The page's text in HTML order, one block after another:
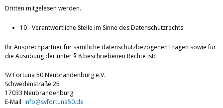
Dritten mitgelesen werden.
10 - Verantwortliche Stelle im Sinne des Datenschutzrechts
Ihr Ansprechpartner für sämtliche datenschutzbezogenen Fragen sowie für
die Ausübung der unter § 8 beschriebenen Rechte ist:
SV Fortuna 50 Neubrandenburg e.V.
Schwedenstraße 25
17033 Neubrandenburg
E-Mail: info@svfortuna50.de